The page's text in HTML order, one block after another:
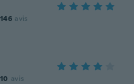
146 avis
10 avis